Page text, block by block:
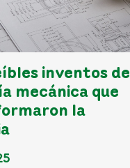
inventos de
mecánica que
la